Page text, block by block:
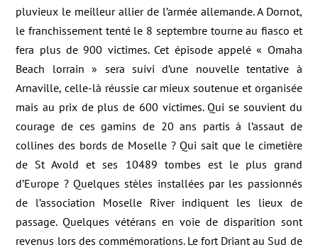
pluvieux le meilleur allier de l’armée allemande. A Dornot,
le franchissement tenté le 8 septembre tourne au fiasco et
fera plus de 900 victimes. Cet épisode appelé « Omaha
Beach lorrain » sera suivi d’une nouvelle tentative à
Arnaville, celle-là réussie car mieux soutenue et organisée
mais au prix de plus de 600 victimes. Qui se souvient du
courage de ces gamins de 20 ans partis à l’assaut de
collines des bords de Moselle ? Qui sait que le cimetière
de St Avold et ses 10489 tombes est le plus grand
d’Europe ? Quelques stèles installées par les passionnés
de l’association Moselle River indiquent les lieux de
passage. Quelques vétérans en voie de disparition sont
revenus lors des commémorations. Le fort Driant au Sud de